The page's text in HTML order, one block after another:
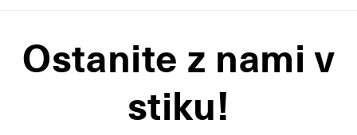
Ostanite z nami v
stiku!